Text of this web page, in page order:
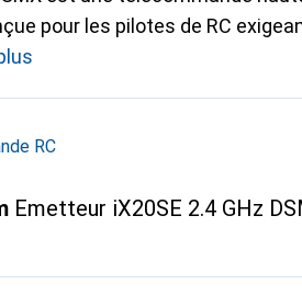
pour les pilotes de RC
RC
Emetteur iX20SE 2.4 GHz